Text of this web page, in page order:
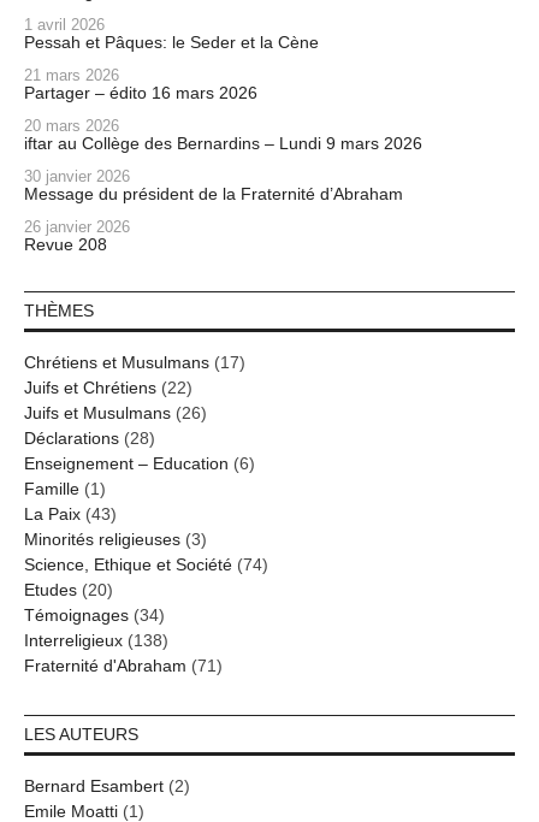
1 avril 2026
Pessah et Pâques: le Seder et la Cène
21 mars 2026
Partager – édito 16 mars 2026
20 mars 2026
iftar au Collège des Bernardins – Lundi 9 mars 2026
30 janvier 2026
Message du président de la Fraternité d’Abraham
26 janvier 2026
Revue 208
THÈMES
Chrétiens et Musulmans (17)
Juifs et Chrétiens (22)
Juifs et Musulmans (26)
Déclarations (28)
Enseignement – Education (6)
Famille (1)
La Paix (43)
Minorités religieuses (3)
Science, Ethique et Société (74)
Etudes (20)
Témoignages (34)
Interreligieux (138)
Fraternité d'Abraham (71)
LES AUTEURS
Bernard Esambert (2)
Emile Moatti (1)